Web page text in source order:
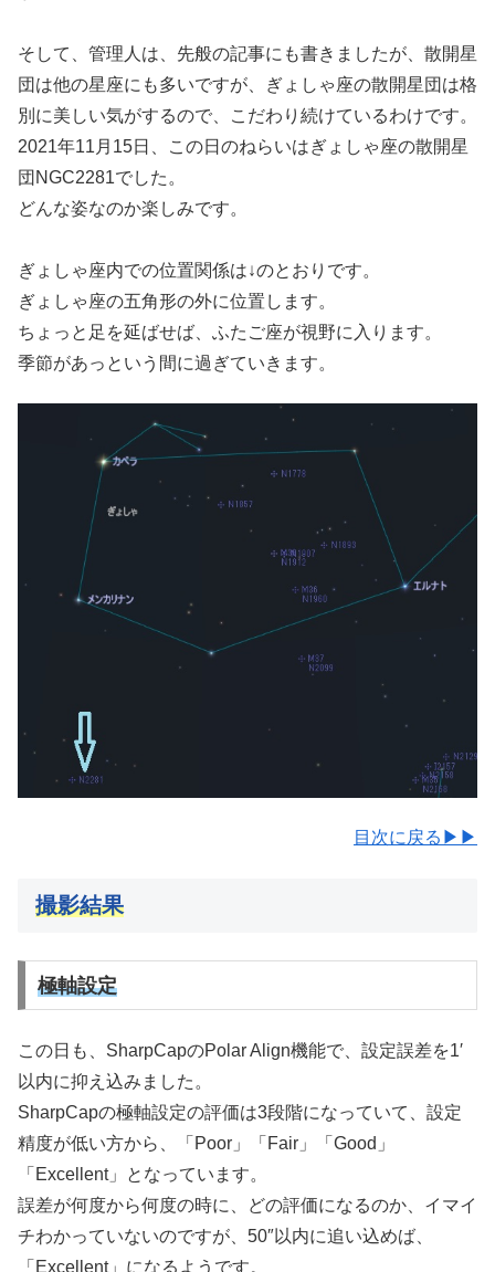
そして、管理人は、先般の記事にも書きましたが、散開星
団は他の星座にも多いですが、ぎょしゃ座の散開星団は格
別に美しい気がするので、こだわり続けているわけです。
2021年11月15日、この日のねらいはぎょしゃ座の散開星
団NGC2281でした。
どんな姿なのか楽しみです。
ぎょしゃ座内での位置関係は↓のとおりです。
ぎょしゃ座の五角形の外に位置します。
ちょっと足を延ばせば、ふたご座が視野に入ります。
季節があっという間に過ぎていきます。
目次に戻る▶▶
撮影結果
極軸設定
この日も、SharpCapのPolar Align機能で、設定誤差を1′
以内に抑え込みました。
SharpCapの極軸設定の評価は3段階になっていて、設定
精度が低い方から、「Poor」「Fair」「Good」
「Excellent」となっています。
誤差が何度から何度の時に、どの評価になるのか、イマイ
チわかっていないのですが、50″以内に追い込めば、
「Excellent」になるようです。